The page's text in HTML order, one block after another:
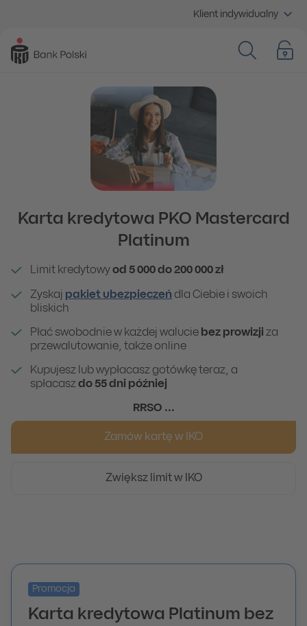
Klient indywidualny
Karta kredytowa PKO Mastercard
Platinum
Limit kredytowy od 5 000 do 200 000 zł
Zyskaj pakiet ubezpieczeń dla Ciebie i swoich
bliskich
Płać swobodnie w każdej walucie bez prowizji
za
przewalutowanie, także online
Kupujesz lub wypłacasz gotówkę teraz, a
spłacasz do 55 dni później
RRSO ...
Zamów kartę w IKO
Zwiększ limit w IKO
Promocja
Karta kredytowa Platinum bez